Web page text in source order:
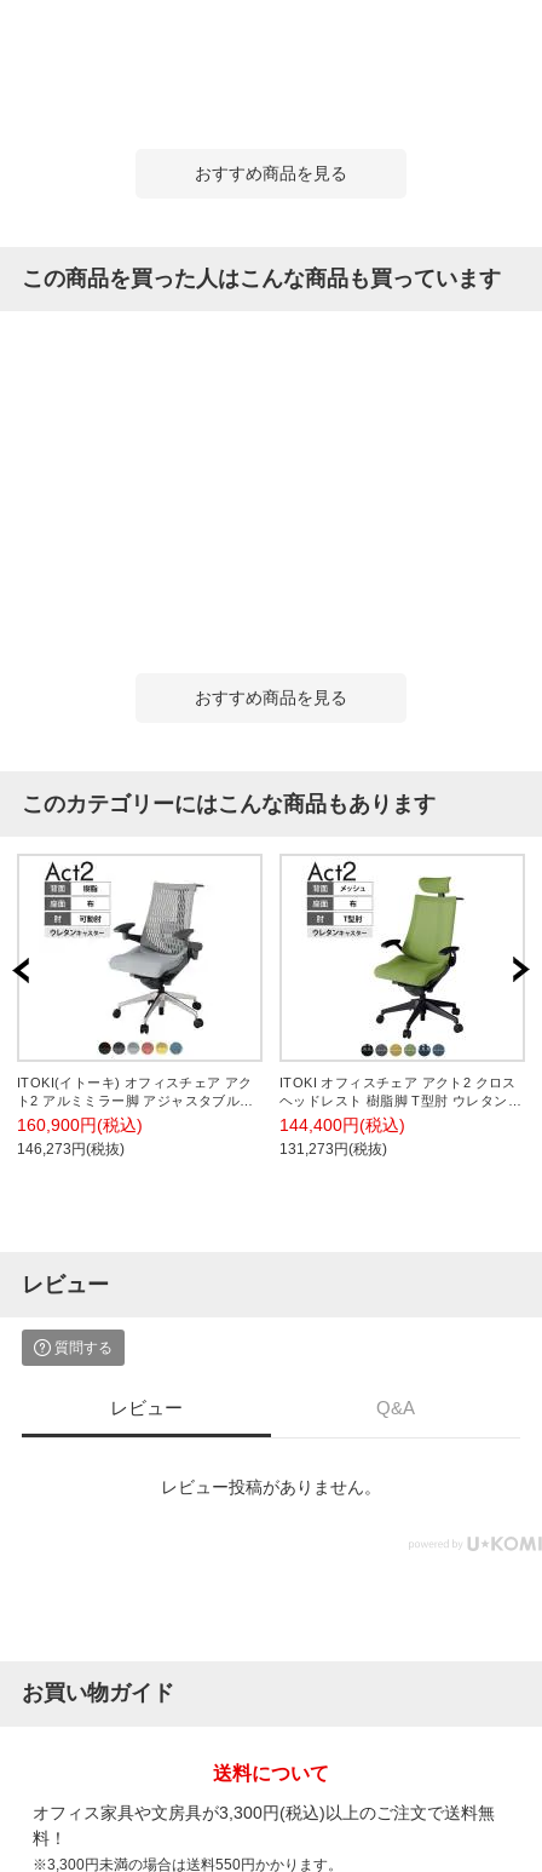
おすすめ商品を見る
この商品を買った人はこんな商品も買っています
おすすめ商品を見る
このカテゴリーにはこんな商品もあります
ITOKI(イトーキ) オフィスチェア アク
ト2 アルミミラー脚 アジャスタブル肘
ランバーサポート ウレタンキャスター
事務椅子 ハンガー付き 再生ポリエステ
ル ZD
160,900円(税込)
146,273円(税抜)
ITOKI オフィスチェア アクト2 クロス
ヘッドレスト 樹脂脚 T型肘 ウレタンキ
ャスター 事務椅子 デスクチェア ハン
ガー付き 背:抗ウイルスメッシュ T1
144,400円(税込)
131,273円(税抜)
レビュー
質問する
レビュー Q&A
レビュー投稿がありません。
お買い物ガイド
送料について
オフィス家具や文房具が3,300円(税込)以上のご注文で送料無
料！
※3,300円未満の場合は送料550円かかります。